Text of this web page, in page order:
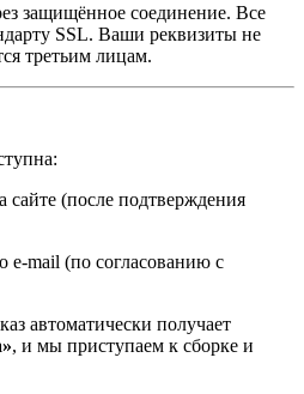
защищённое соединение. Все
SSL. Ваши реквизиты не
третьим лицам.
(после подтверждения
e-mail (по согласованию с
автоматически получает
, и мы приступаем к сборке и